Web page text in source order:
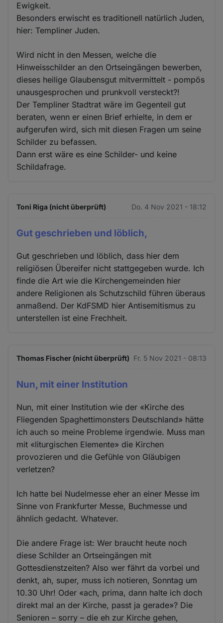
Ewigkeit.
Besonders erwischt es traditionell natürlich Juden,
hier: Templiner Juden.
Wird nicht in den Messen, welche die
Hinweisschilder an den Ortseingängen bewerben,
dieses heilige Glaubensgut mitvermittelt - pompös
unausgesprochen und prunkvoll versteckt?!
Der Templiner Stadtrat wäre im Gegenteil gut
beraten, wenn er einen Brief erhielte, in dem er
aufgerufen wird, sich mit diesen Fragen um seine
Schilder zu befassen.
Dann erst wäre es eine Schilder- und keine
Schildafrage.
Toni Riga (nicht überprüft) Do. 4 Nov 2021 - 18:12
Gut geschrieben und löblich,
Gut geschrieben und löblich, dass hier dem
religiösen Übereifer nicht stattgegeben wurde. Ich
finde die Art wie die Kirchengemeinden hier
andere Religionen als Schutzschild führen überaus
anmaßend. Der KdFSMD hier Antisemitismus zu
unterstellen ist eine Frechheit.
Thomas Fischer (nicht überprüft) Fr. 5 Nov 2021 - 08:13
Nun, mit einer Institution
Nun, mit einer Institution wie der «Kirche des
Fliegenden Spaghettimonsters Deutschland» hätte
ich auch so meine Probleme irgendwie. Muss man
mit «liturgischen Elemente» die Kirchen
provozieren und die Gefühle von Gläubigen
verletzen?
Ich hatte bei Nudelmesse eher an einer Messe im
Sinne von Frankfurter Messe, Buchmesse und
ähnlich gedacht. Whatever.
Die andere Frage ist: Wer braucht heute noch
diese Schilder an Ortseingängen mit
Gottesdienstzeiten? Also wer fährt da vorbei und
denkt, ah, super, muss ich notieren, Sonntag um
10.30 Uhr! Oder «ach, prima, dann halte ich doch
direkt mal an der Kirche, passt ja gerade»? Die
Senioren – sorry – die eh zur Kirche gehen,